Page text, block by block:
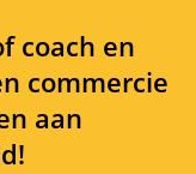
coach en
commercie
aan